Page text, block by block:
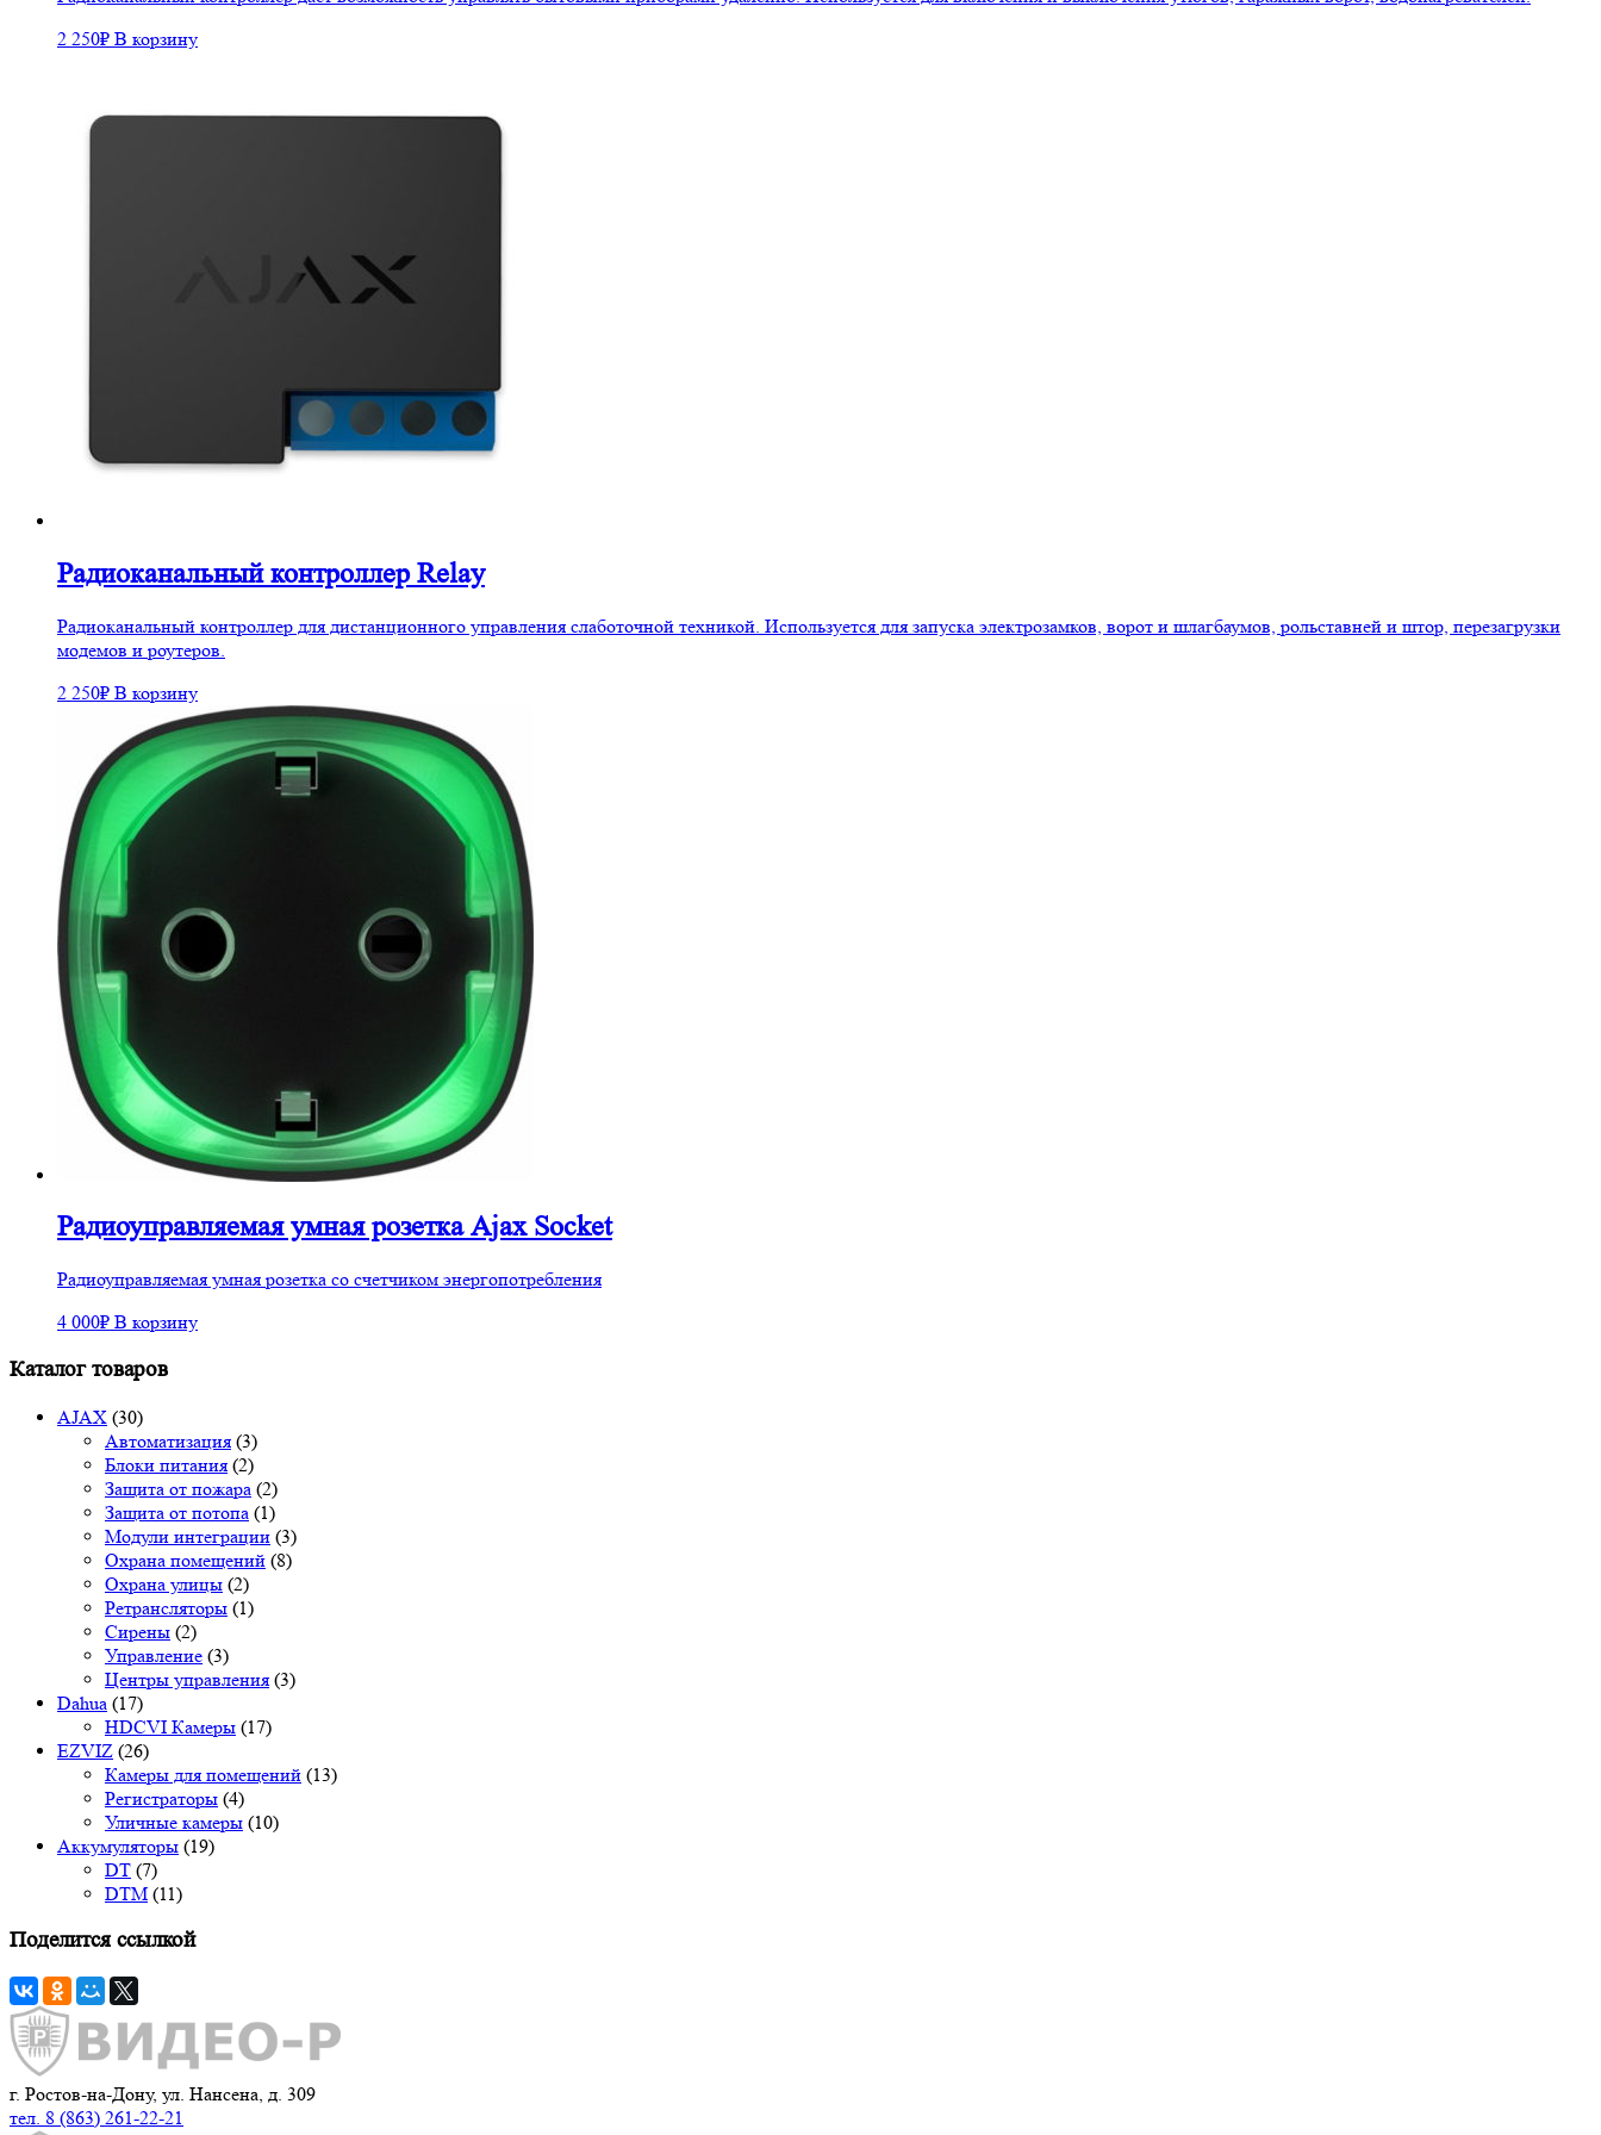
2 250₽ В корзину
Радиоканальный контроллер Relay
Радиоканальный контроллер для дистанционного управления слаботочной техникой. Используется для запуска электрозамков, ворот и шлагбаумов, рольставней и штор, перезагрузки
модемов и роутеров.
2 250₽ В корзину
Радиоуправляемая умная розетка Ajax Socket
Радиоуправляемая умная розетка со счетчиком энергопотребления
4 000₽ В корзину
Каталог товаров
AJAX (30)
Автоматизация (3)
Блоки питания (2)
Защита от пожара (2)
Защита от потопа (1)
Модули интеграции (3)
Охрана помещений (8)
Охрана улицы (2)
Ретрансляторы (1)
Сирены (2)
Управление (3)
Центры управления (3)
Dahua (17)
HDCVI Камеры (17)
EZVIZ (26)
Камеры для помещений (13)
Регистраторы (4)
Уличные камеры (10)
Аккумуляторы (19)
DT (7)
DTM (11)
Поделится ссылкой
г. Ростов-на-Дону, ул. Нансена, д. 309
тел. 8 (863) 261-22-21